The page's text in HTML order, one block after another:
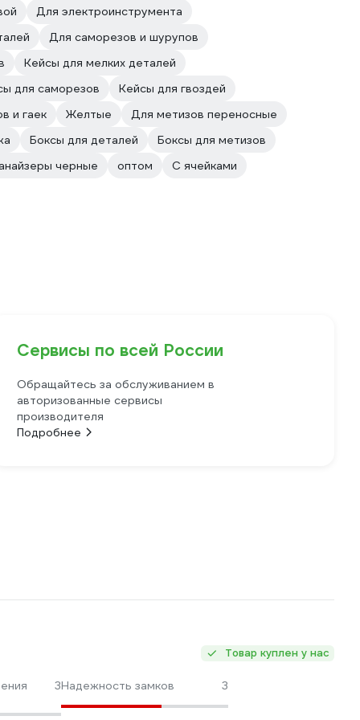
Для электроинструмента
Для саморезов и шурупов
Кейсы для мелких деталей
для саморезов
Кейсы для гвоздей
и гаек
Желтые
Для метизов переносные
Боксы для деталей
Боксы для метизов
черные
оптом С ячейками
Сервисы по всей России
Обращайтесь за обслуживанием в
авторизованные сервисы
производителя
Подробнее
Товар куплен у нас
3Надежность замков 3